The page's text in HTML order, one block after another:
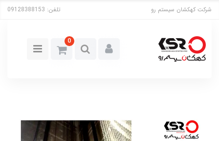
شرکت کهکشان سیستم رو تلفن: 09128388153
0